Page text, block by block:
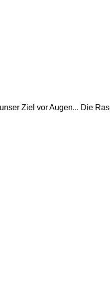
Ziel vor Augen... Die